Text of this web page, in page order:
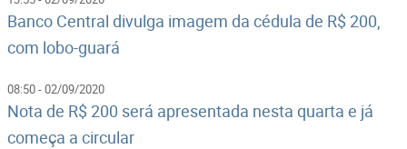
Banco Central divulga imagem da cédula de R$ 200,
com lobo-guará
08:50 - 02/09/2020
Nota de R$ 200 será apresentada nesta quarta e já
começa a circular